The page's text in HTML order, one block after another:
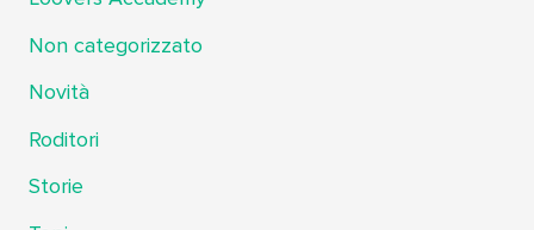
Non categorizzato
Novità
Roditori
Storie